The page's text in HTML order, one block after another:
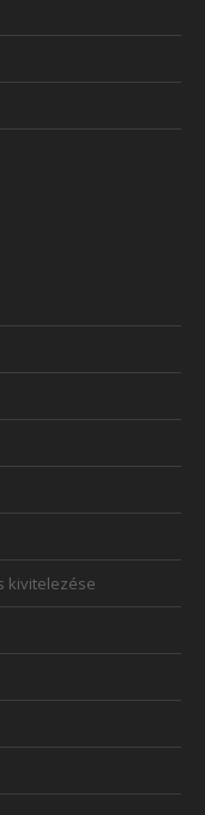
kivitelezése